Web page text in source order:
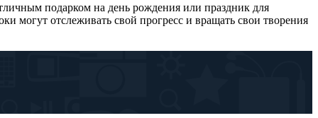
подарком на день рождения или праздник для
могут отслеживать свой прогресс и вращать свои творения